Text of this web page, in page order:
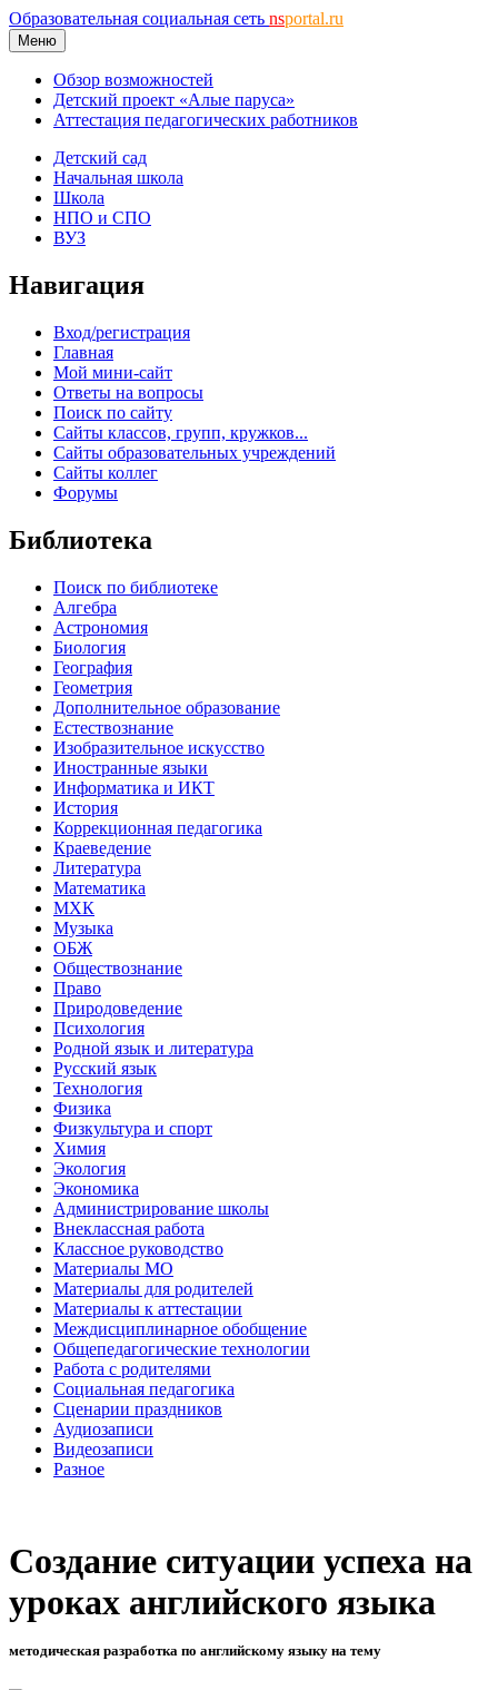
Образовательная социальная сеть nsportal.ru
Меню
Обзор возможностей
Детский проект «Алые паруса»
Аттестация педагогических работников
Детский сад
Начальная школа
Школа
НПО и СПО
ВУЗ
Навигация
Вход/регистрация
Главная
Мой мини-сайт
Ответы на вопросы
Поиск по сайту
Сайты классов, групп, кружков...
Сайты образовательных учреждений
Сайты коллег
Форумы
Библиотека
Поиск по библиотеке
Алгебра
Астрономия
Биология
География
Геометрия
Дополнительное образование
Естествознание
Изобразительное искусство
Иностранные языки
Информатика и ИКТ
История
Коррекционная педагогика
Краеведение
Литература
Математика
МХК
Музыка
ОБЖ
Обществознание
Право
Природоведение
Психология
Родной язык и литература
Русский язык
Технология
Физика
Физкультура и спорт
Химия
Экология
Экономика
Администрирование школы
Внеклассная работа
Классное руководство
Материалы МО
Материалы для родителей
Материалы к аттестации
Междисциплинарное обобщение
Общепедагогические технологии
Работа с родителями
Социальная педагогика
Сценарии праздников
Аудиозаписи
Видеозаписи
Разное
Создание ситуации успеха на
уроках английского языка
методическая разработка по английскому языку на тему